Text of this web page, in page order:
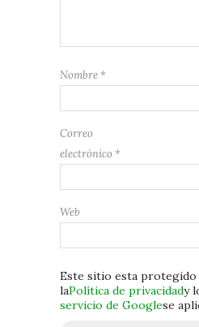
Nombre *
Correo
electrónico *
Web
Este sitio esta protegido
laPolítica de privacidady
servicio de Googlese